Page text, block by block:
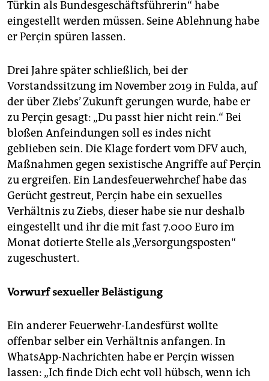
Türkin als Bundesgeschäftsführerin“ habe
eingestellt werden müssen. Seine Ablehnung habe
er Perçin spüren lassen.
Drei Jahre später schließlich, bei der
Vorstandssitzung im November 2019 in Fulda, auf
der über Ziebs’ Zukunft gerungen wurde, habe er
zu Perçin gesagt: „Du passt hier nicht rein.“ Bei
bloßen Anfeindungen soll es indes nicht
geblieben sein. Die Klage fordert vom DFV auch,
Maßnahmen gegen sexistische Angriffe auf Perçin
zu ergreifen. Ein Landesfeuerwehrchef habe das
Gerücht gestreut, Perçin habe ein sexuelles
Verhältnis zu Ziebs, dieser habe sie nur deshalb
eingestellt und ihr die mit fast 7.000 Euro im
Monat dotierte Stelle als „Versorgungsposten“
zugeschustert.
Vorwurf sexueller Belästigung
Ein anderer Feuerwehr-Landesfürst wollte
offenbar selber ein Verhältnis anfangen. In
WhatsApp-Nachrichten habe er Perçin wissen
lassen: „Ich finde Dich echt voll hübsch, wenn ich